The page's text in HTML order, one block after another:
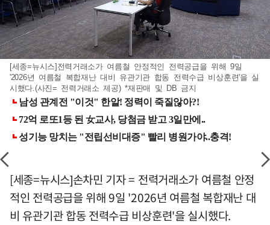
[세종=뉴시스]전력거래소가 여름철 안정적인 전력공급을 위해 9일
'2026년 여름철 복합재난 대비 유관기관 합동 전력수급 비상훈련'을 실
시했다.(사진= 전력거래소 제공) *재판매 및 DB 금지
[세종=뉴시스]손차민 기자 = 전력거래소가 여름철 안정
적인 전력공급을 위해 9일 '2026년 여름철 복합재난 대
비 유관기관 합동 전력수급 비상훈련'을 실시했다.